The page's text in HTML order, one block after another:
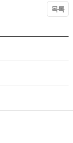
목록